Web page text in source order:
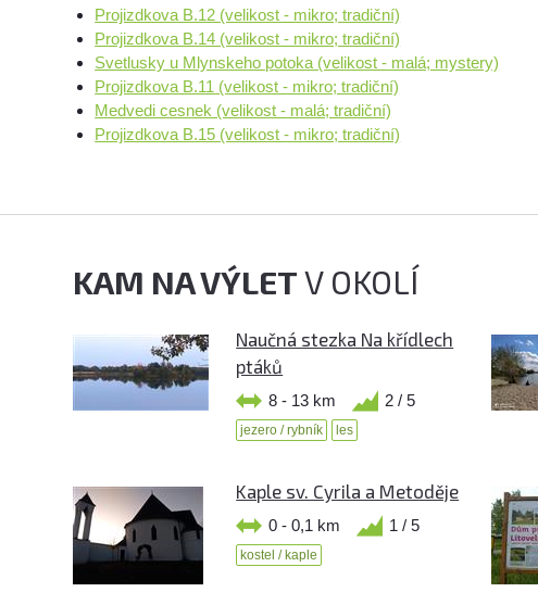
Projizdkova B.12 (velikost - mikro; tradiční)
Projizdkova B.14 (velikost - mikro; tradiční)
Svetlusky u Mlynskeho potoka (velikost - malá; mystery)
Projizdkova B.11 (velikost - mikro; tradiční)
Medvedi cesnek (velikost - malá; tradiční)
Projizdkova B.15 (velikost - mikro; tradiční)
KAM NA VÝLETV OKOLÍ
Naučná stezka Na křídlech
ptáků
8 - 13 km 2 / 5
jezero / rybník les
Kaple sv. Cyrila a Metoděje
0 - 0,1 km 1 / 5
kostel / kaple